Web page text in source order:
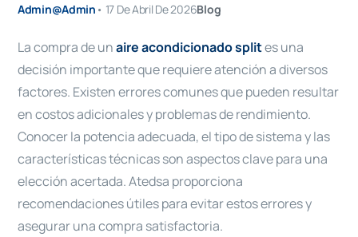
Admin@admin • 17 De Abril De 2026Blog
La compra de unaire acondicionado splites una
decisión importante que requiere atención a diversos
factores. Existen errores comunes que pueden resultar
en costos adicionales y problemas de rendimiento.
Conocer la potencia adecuada, el tipo de sistema y las
características técnicas son aspectos clave para una
elección acertada. Atedsa proporciona
recomendaciones útiles para evitar estos errores y
asegurar una compra satisfactoria.